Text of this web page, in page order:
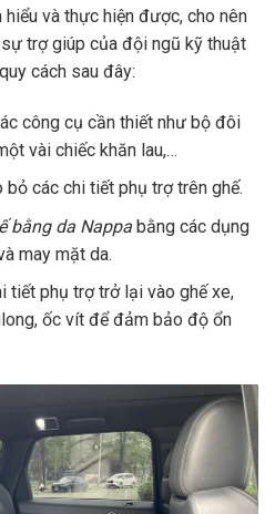
và thực hiện được, cho nên
trợ giúp của đội ngũ kỹ thuật
cách sau đây:
công cụ cần thiết như bộ đôi
vài chiếc khăn lau,…
bỏ các chi tiết phụ trợ trên ghế.
bằng da Nappabằng các dụng
may mặt da.
tiết phụ trợ trở lại vào ghế xe,
ốc vít để đảm bảo độ ổn